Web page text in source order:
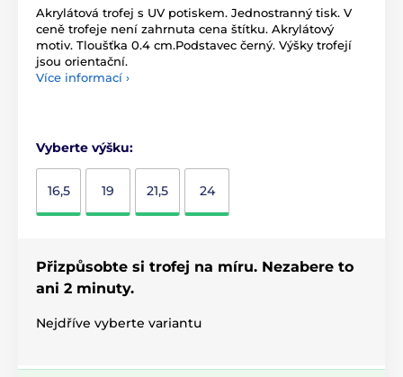
Akrylátová trofej s UV potiskem. Jednostranný tisk. V
ceně trofeje není zahrnuta cena štítku. Akrylátový
motiv. Tloušťka 0.4 cm.Podstavec černý. Výšky trofejí
jsou orientační.
Více informací ›
Vyberte výšku:
16,5 19 21,5 24
Přizpůsobte si trofej na míru. Nezabere to
ani 2 minuty.
Nejdříve vyberte variantu